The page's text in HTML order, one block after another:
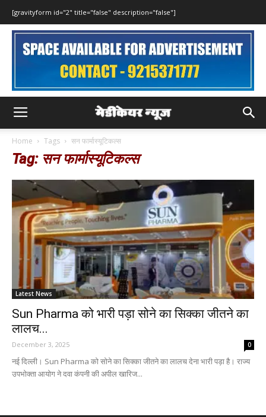
[gravityform id="2" title="false" description="false"]
Home Tags सन फार्मास्यूटिकल्स
Tag: सन फार्मास्यूटिकल्स
Latest News
Sun Pharma को भारी पड़ा सोने का सिक्का जीतने का
लालच...
December 3, 2025 0
नई दिल्ली। Sun Pharma को सोने का सिक्का जीतने का लालच देना भारी पड़ा है। राज्य
उपभोक्ता आयोग ने दवा कंपनी की अपील खारिज...